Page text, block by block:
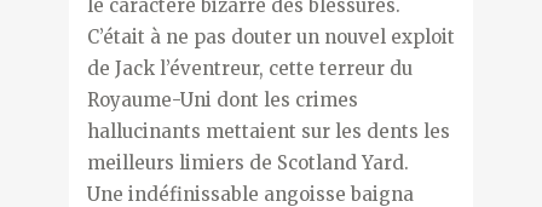
le caractère bizarre des blessures.
C’était à ne pas douter un nouvel exploit
de Jack l’éventreur, cette terreur du
Royaume-Uni dont les crimes
hallucinants mettaient sur les dents les
meilleurs limiers de Scotland Yard.
Une indéfinissable angoisse baigna